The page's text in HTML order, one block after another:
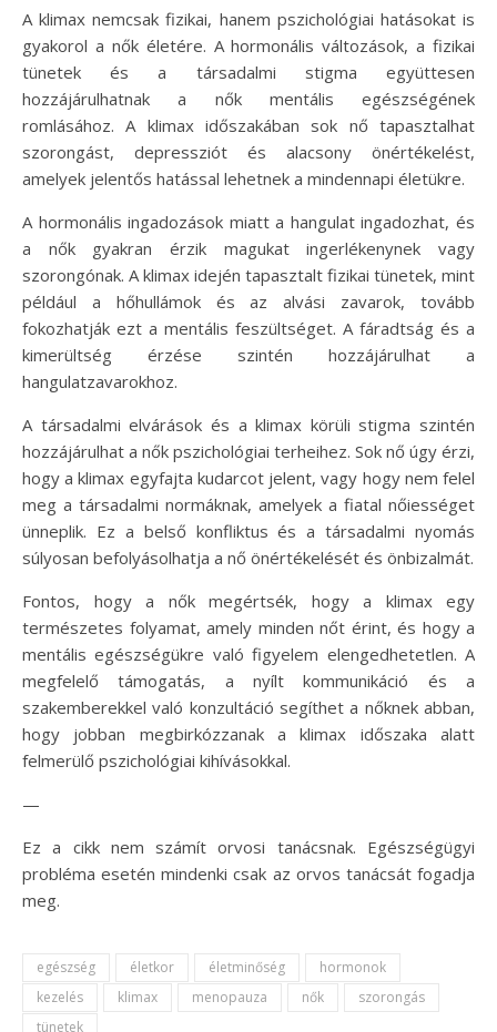
A klimax nemcsak fizikai, hanem pszichológiai hatásokat is
gyakorol a nők életére. A hormonális változások, a fizikai
tünetek és a társadalmi stigma együttesen
hozzájárulhatnak a nők mentális egészségének
romlásához. A klimax időszakában sok nő tapasztalhat
szorongást, depressziót és alacsony önértékelést,
amelyek jelentős hatással lehetnek a mindennapi életükre.
A hormonális ingadozások miatt a hangulat ingadozhat, és
a nők gyakran érzik magukat ingerlékenynek vagy
szorongónak. A klimax idején tapasztalt fizikai tünetek, mint
például a hőhullámok és az alvási zavarok, tovább
fokozhatják ezt a mentális feszültséget. A fáradtság és a
kimerültség érzése szintén hozzájárulhat a
hangulatzavarokhoz.
A társadalmi elvárások és a klimax körüli stigma szintén
hozzájárulhat a nők pszichológiai terheihez. Sok nő úgy érzi,
hogy a klimax egyfajta kudarcot jelent, vagy hogy nem felel
meg a társadalmi normáknak, amelyek a fiatal nőiességet
ünneplik. Ez a belső konfliktus és a társadalmi nyomás
súlyosan befolyásolhatja a nő önértékelését és önbizalmát.
Fontos, hogy a nők megértsék, hogy a klimax egy
természetes folyamat, amely minden nőt érint, és hogy a
mentális egészségükre való figyelem elengedhetetlen. A
megfelelő támogatás, a nyílt kommunikáció és a
szakemberekkel való konzultáció segíthet a nőknek abban,
hogy jobban megbirkózzanak a klimax időszaka alatt
felmerülő pszichológiai kihívásokkal.
—
Ez a cikk nem számít orvosi tanácsnak. Egészségügyi
probléma esetén mindenki csak az orvos tanácsát fogadja
meg.
egészség életkor életminőség
hormonok
kezelés
klimax menopauza nők
szorongás
tünetek